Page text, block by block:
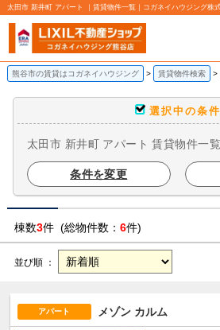
太田市 新井町 アパート ｜賃貸物件一覧｜コガネイハウジング
熊谷市の賃貸はコガネイハウジング 賃貸物件検索
選択中の条件
太田市 新井町 アパート 賃貸物件一覧
条件を変更
棟数3件 (総物件数： 6件)
並び順 ：
アパート メゾン カルム